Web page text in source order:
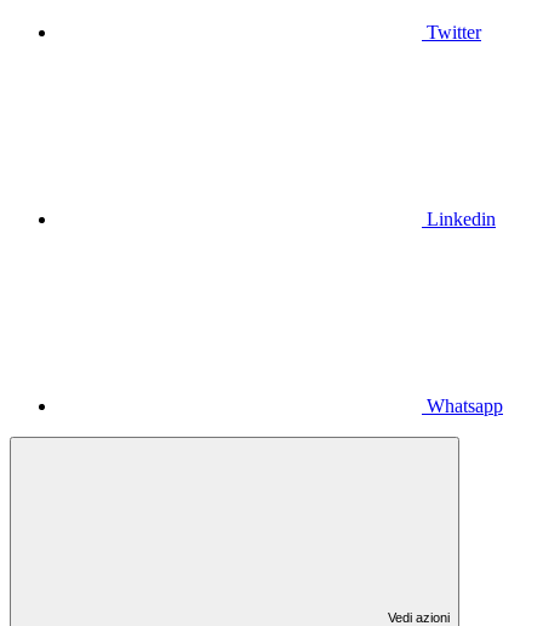
Twitter
Linkedin
Whatsapp
Vedi azioni